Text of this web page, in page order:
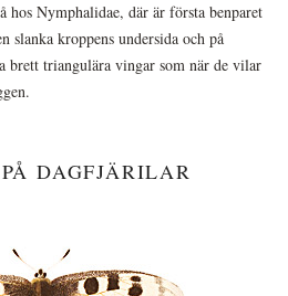
hos Nymphalidae, där är första benparet
slanka kroppens undersida och på
brett triangulära vingar som när de vilar
DAGFJÄRILAR